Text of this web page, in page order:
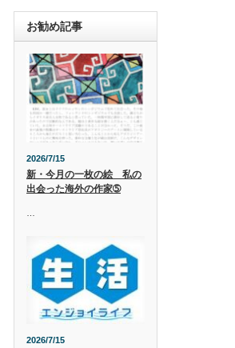
お勧め記事
2026/7/15
新・今月の一枚の絵 私の
出会った海外の作家➄
2026/7/15